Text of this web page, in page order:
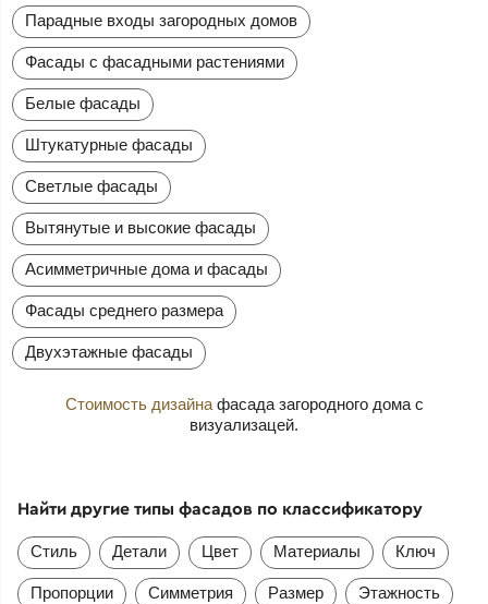
Парадные входы загородных домов
Фасады с фасадными растениями
Белые фасады
Штукатурные фасады
Светлые фасады
Вытянутые и высокие фасады
Асимметричные дома и фасады
Фасады среднего размера
Двухэтажные фасады
Стоимость дизайнафасада загородного дома с
визуализацей.
Найти другие типы фасадов по классификатору
Стиль Детали Цвет Материалы Ключ
Пропорции Симметрия Размер Этажность